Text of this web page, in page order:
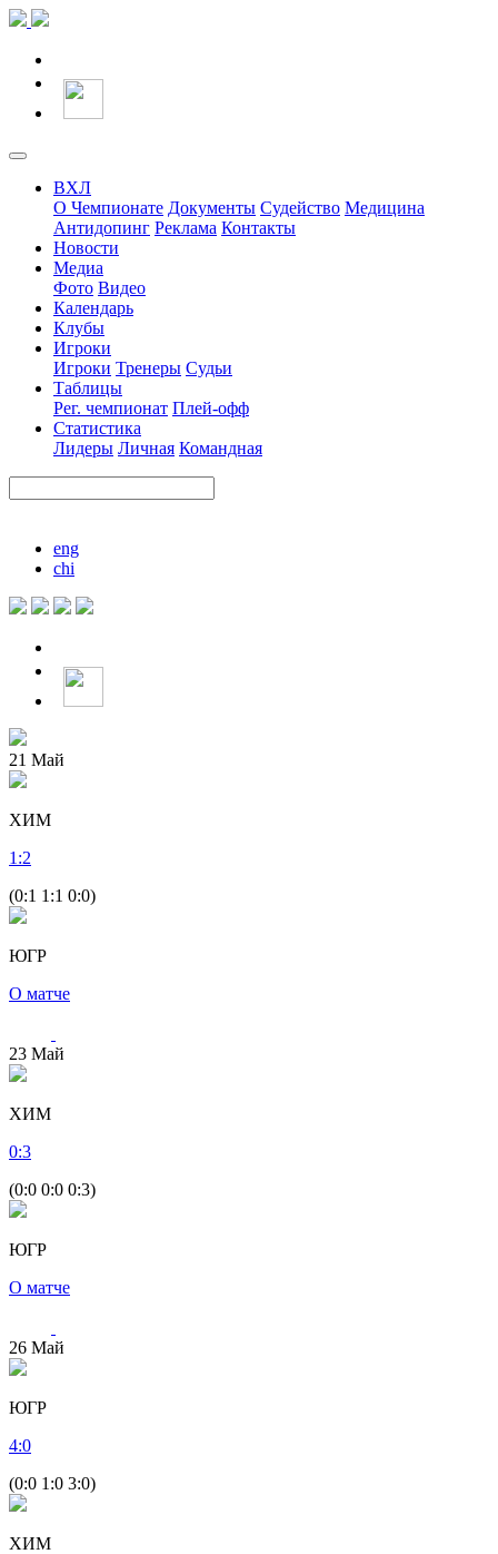
ВХЛ
О Чемпионате Документы Судейство Медицина
Антидопинг Реклама Контакты
Новости
Медиа
Фото Видео
Календарь
Клубы
Игроки
Игроки Тренеры Судьи
Таблицы
Рег. чемпионат Плей-офф
Статистика
Лидеры Личная Командная
eng
chi
21 Май
ХИМ
1 :2
(0:1 1:1 0:0)
ЮГР
О матче
23 Май
ХИМ
0:3
(0:0 0:0 0:3)
ЮГР
О матче
26 Май
ЮГР
4:0
(0:0 1:0 3:0)
ХИМ